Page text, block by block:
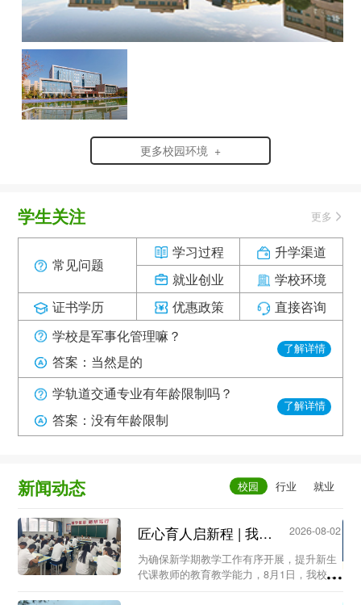
更多校园环境 +
学生关注 更多
常见问题
学习过程
就业创业
升学渠道
学校环境
证书学历
优惠政策
直接咨询
学校是军事化管理嘛？
答案：当然是的
了解详情
学轨道交通专业有年龄限制吗？
答案：没有年龄限制
了解详情
新闻动态
匠心育人启新程 | 我校召开新生代课教师教学工作专题会议...
2026-08-02
为确保新学期教学工作有序开展，提升新生
代课教师的教育教学能力，8月1日，我校教